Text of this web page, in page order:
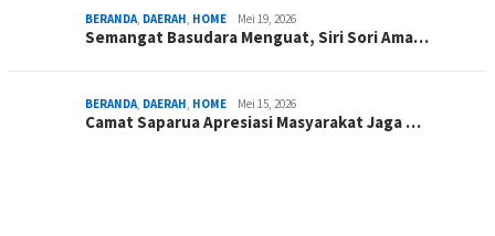
BERANDA, DAERAH, HOME Mei 19, 2026
Semangat Basudara Menguat, Siri Sori Ama…
BERANDA, DAERAH, HOME Mei 15, 2026
Camat Saparua Apresiasi Masyarakat Jaga …